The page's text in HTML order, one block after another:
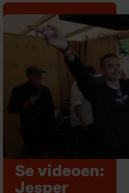
Se videoen:
Jesper